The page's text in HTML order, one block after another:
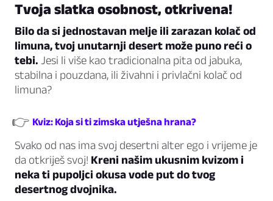
Tvoja slatka osobnost, otkrivena!
Bilo da si jednostavan melje ili zarazan kolač od
limuna, tvoj unutarnji desert može puno reći o
tebi. Jesi li više kao tradicionalna pita od jabuka,
stabilna i pouzdana, ili živahni i privlačni kolač od
limuna?
👉 Kviz: Koja si ti zimska utješna hrana?
Svako od nas ima svoj desertni alter ego i vrijeme je
da otkriješ svoj! Kreni našim ukusnim kvizom i
neka ti pupoljci okusa vode put do tvog
desertnog dvojnika.